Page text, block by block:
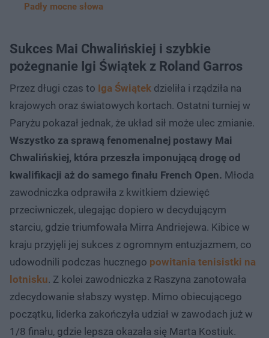
Padły mocne słowa
Sukces Mai Chwalińskiej i szybkie
pożegnanie Igi Świątek z Roland Garros
Przez długi czas to Iga Świątek dzieliła i rządziła na
krajowych oraz światowych kortach. Ostatni turniej w
Paryżu pokazał jednak, że układ sił może ulec zmianie.
Wszystko za sprawą fenomenalnej postawy Mai
Chwalińskiej, która przeszła imponującą drogę od
kwalifikacji aż do samego finału French Open. Młoda
zawodniczka odprawiła z kwitkiem dziewięć
przeciwniczek, ulegając dopiero w decydującym
starciu, gdzie triumfowała Mirra Andriejewa. Kibice w
kraju przyjęli jej sukces z ogromnym entuzjazmem, co
udowodnili podczas hucznego powitania tenisistki na
lotnisku. Z kolei zawodniczka z Raszyna zanotowała
zdecydowanie słabszy występ. Mimo obiecującego
początku, liderka zakończyła udział w zawodach już w
1/8 finału, gdzie lepsza okazała się Marta Kostiuk.